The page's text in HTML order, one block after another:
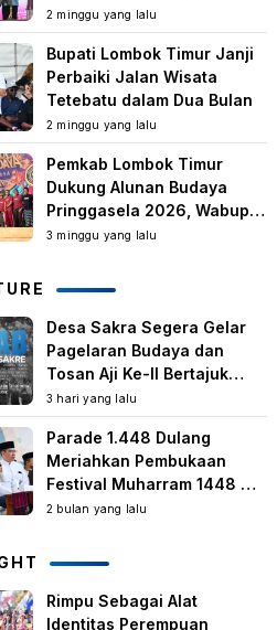
Masyarakat
2 minggu yang lalu
Bupati Lombok Timur Janji
Perbaiki Jalan Wisata
Tetebatu dalam Dua Bulan
2 minggu yang lalu
Pemkab Lombok Timur
Dukung Alunan Budaya
Pringgasela 2026, Wabup:
Kegiatan Berbasis
3 minggu yang lalu
Desa Sakra Segera Gelar
Pagelaran Budaya dan
Tosan Aji Ke-II Bertajuk
Samuhita Sakre
3 hari yang lalu
Parade 1.448 Dulang
Meriahkan Pembukaan
Festival Muharram 1448 H
di Lombok Timur
2 bulan yang lalu
Rimpu Sebagai Alat
Identitas Perempuan